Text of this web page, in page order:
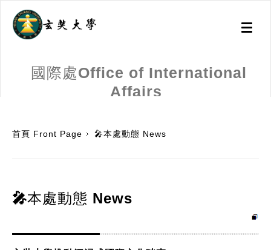
Toggle
國際處Office of International
Affairs
首頁 Front Page 🎤本處動態 News
🎤本處動態 News